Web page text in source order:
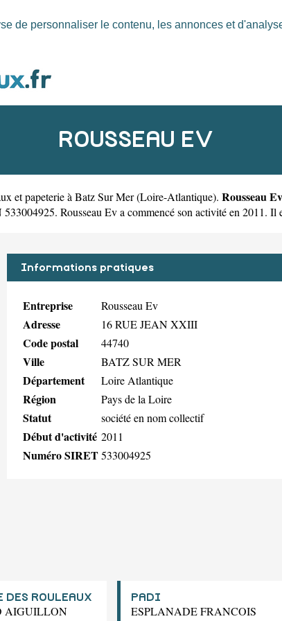
de personnaliser le contenu, les annonces et
ROUSSEAU EV
et papeterie à Batz Sur Mer(Loire-Atlantique). Rousseau Ev
Rousseau Ev a commencé son activité en 2011. Il
Informations pratiques
Entreprise Rousseau Ev
Adresse 16 RUE JEAN XXIII
Code postal 44740
Ville BATZ SUR MER
Département Loire Atlantique
Région Pays de la Loire
Statut société en nom collectif
Début d'activité 2011
Numéro SIRET533004925
DES ROULEAUX
AIGUILLON
PADI
ESPLANADE FRANCOIS